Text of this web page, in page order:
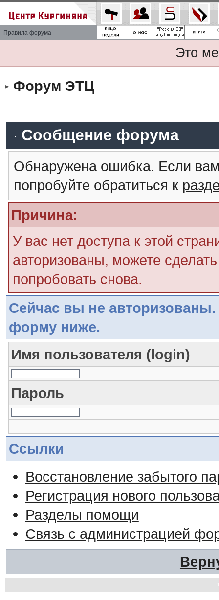
Правила форума
Это
Форум ЭТЦ
Сообщение форума
Обнаружена ошибка. Если
попробуйте обратиться к
Причина:
У вас нет доступа к этой
авторизованы, можете
попробовать снова.
Сейчас вы не авторизованы.
форму ниже.
Имя пользователя (login)
Пароль
Ссылки
Восстановление забытого
Регистрация нового
Разделы помощи
Связь с администрацией